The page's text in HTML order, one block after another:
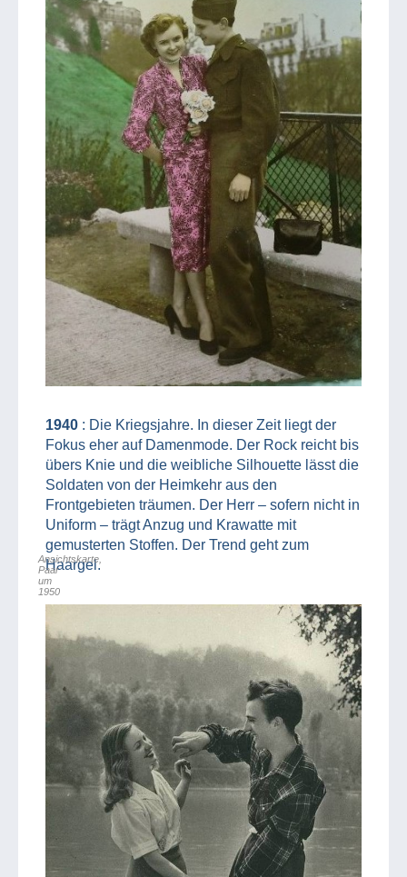
1940 : Die Kriegsjahre. In dieser Zeit liegt der
Fokus eher auf Damenmode. Der Rock reicht bis
übers Knie und die weibliche Silhouette lässt die
Soldaten von der Heimkehr aus den
Frontgebieten träumen. Der Herr – sofern nicht in
Uniform – trägt Anzug und Krawatte mit
gemusterten Stoffen. Der Trend geht zum
Haargel.
Ansichtskarte,
Paar
um
1950